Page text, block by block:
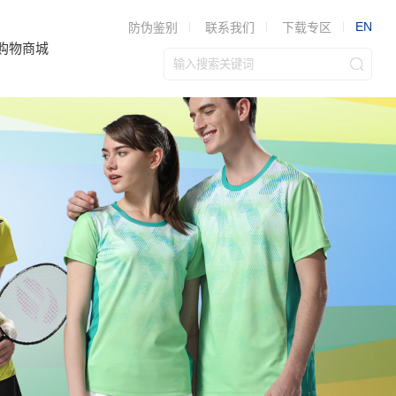
防伪鉴别 联系我们 下载专区 EN
物商城